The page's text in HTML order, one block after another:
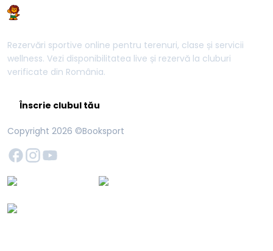
Rezervări sportive online pentru terenuri, clase și servicii
wellness. Vezi disponibilitatea live și rezervă la cluburi
verificate din România.
Înscrie clubul tău
Copyright 2026 ©Booksport